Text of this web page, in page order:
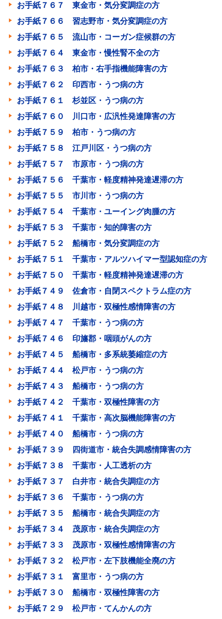
お手紙７６７ 東金市・気分変調症の方
お手紙７６６ 習志野市・気分変調症の方
お手紙７６５ 流山市・コーガン症候群の方
お手紙７６４ 東金市・慢性腎不全の方
お手紙７６３ 柏市・右手指機能障害の方
お手紙７６２ 印西市・うつ病の方
お手紙７６１ 杉並区・うつ病の方
お手紙７６０ 川口市・広汎性発達障害の方
お手紙７５９ 柏市・うつ病の方
お手紙７５８ 江戸川区・うつ病の方
お手紙７５７ 市原市・うつ病の方
お手紙７５６ 千葉市・軽度精神発達遅滞の方
お手紙７５５ 市川市・うつ病の方
お手紙７５４ 千葉市・ユーイング肉腫の方
お手紙７５３ 千葉市・知的障害の方
お手紙７５２ 船橋市・気分変調症の方
お手紙７５１ 千葉市・アルツハイマー型認知症の方
お手紙７５０ 千葉市・軽度精神発達遅滞の方
お手紙７４９ 佐倉市・自閉スペクトラム症の方
お手紙７４８ 川越市・双極性感情障害の方
お手紙７４７ 千葉市・うつ病の方
お手紙７４６ 印旛郡・咽頭がんの方
お手紙７４５ 船橋市・多系統萎縮症の方
お手紙７４４ 松戸市・うつ病の方
お手紙７４３ 船橋市・うつ病の方
お手紙７４２ 千葉市・双極性障害の方
お手紙７４１ 千葉市・高次脳機能障害の方
お手紙７４０ 船橋市・うつ病の方
お手紙７３９ 四街道市・統合失調感情障害の方
お手紙７３８ 千葉市・人工透析の方
お手紙７３７ 白井市・統合失調症の方
お手紙７３６ 千葉市・うつ病の方
お手紙７３５ 船橋市・統合失調症の方
お手紙７３４ 茂原市・統合失調症の方
お手紙７３３ 茂原市・双極性感情障害の方
お手紙７３２ 松戸市・左下肢機能全廃の方
お手紙７３１ 富里市・うつ病の方
お手紙７３０ 船橋市・双極性障害の方
お手紙７２９ 松戸市・てんかんの方